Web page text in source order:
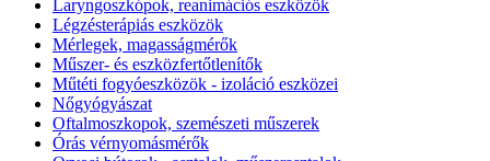
Laryngoszkópok, reanimációs eszközök
Légzésterápiás eszközök
Mérlegek, magasságmérők
Műszer- és eszközfertőtlenítők
Műtéti fogyóeszközök - izoláció eszközei
Nőgyógyászat
Oftalmoszkopok, szemészeti műszerek
Órás vérnyomásmérők